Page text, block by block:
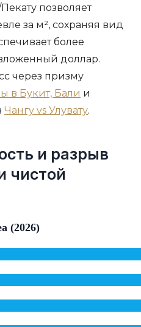
позволяет
за м², сохраняя вид
более
доллар.
через призму
в Букит, Бали и
Чангу vs Улувату.
и разрыв
чистой